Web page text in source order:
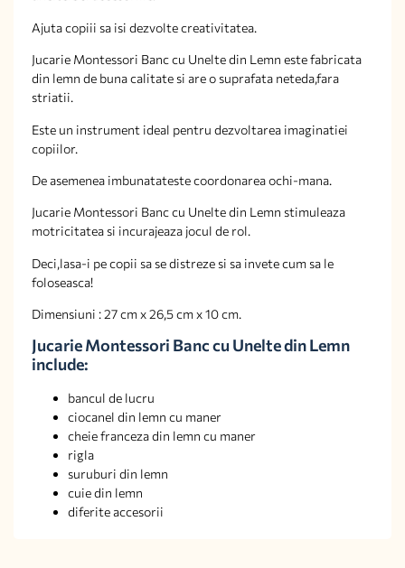
Ajuta copiii sa isi dezvolte creativitatea.
Jucarie Montessori Banc cu Unelte din Lemn este fabricata
din lemn de buna calitate si are o suprafata neteda,fara
striatii.
Este un instrument ideal pentru dezvoltarea imaginatiei
copiilor.
De asemenea imbunatateste coordonarea ochi-mana.
Jucarie Montessori Banc cu Unelte din Lemn stimuleaza
motricitatea si incurajeaza jocul de rol.
Deci,lasa-i pe copii sa se distreze si sa invete cum sa le
foloseasca!
Dimensiuni : 27 cm x 26,5 cm x 10 cm.
Jucarie Montessori Banc cu Unelte din Lemn
include:
bancul de lucru
ciocanel din lemn cu maner
cheie franceza din lemn cu maner
rigla
suruburi din lemn
cuie din lemn
diferite accesorii